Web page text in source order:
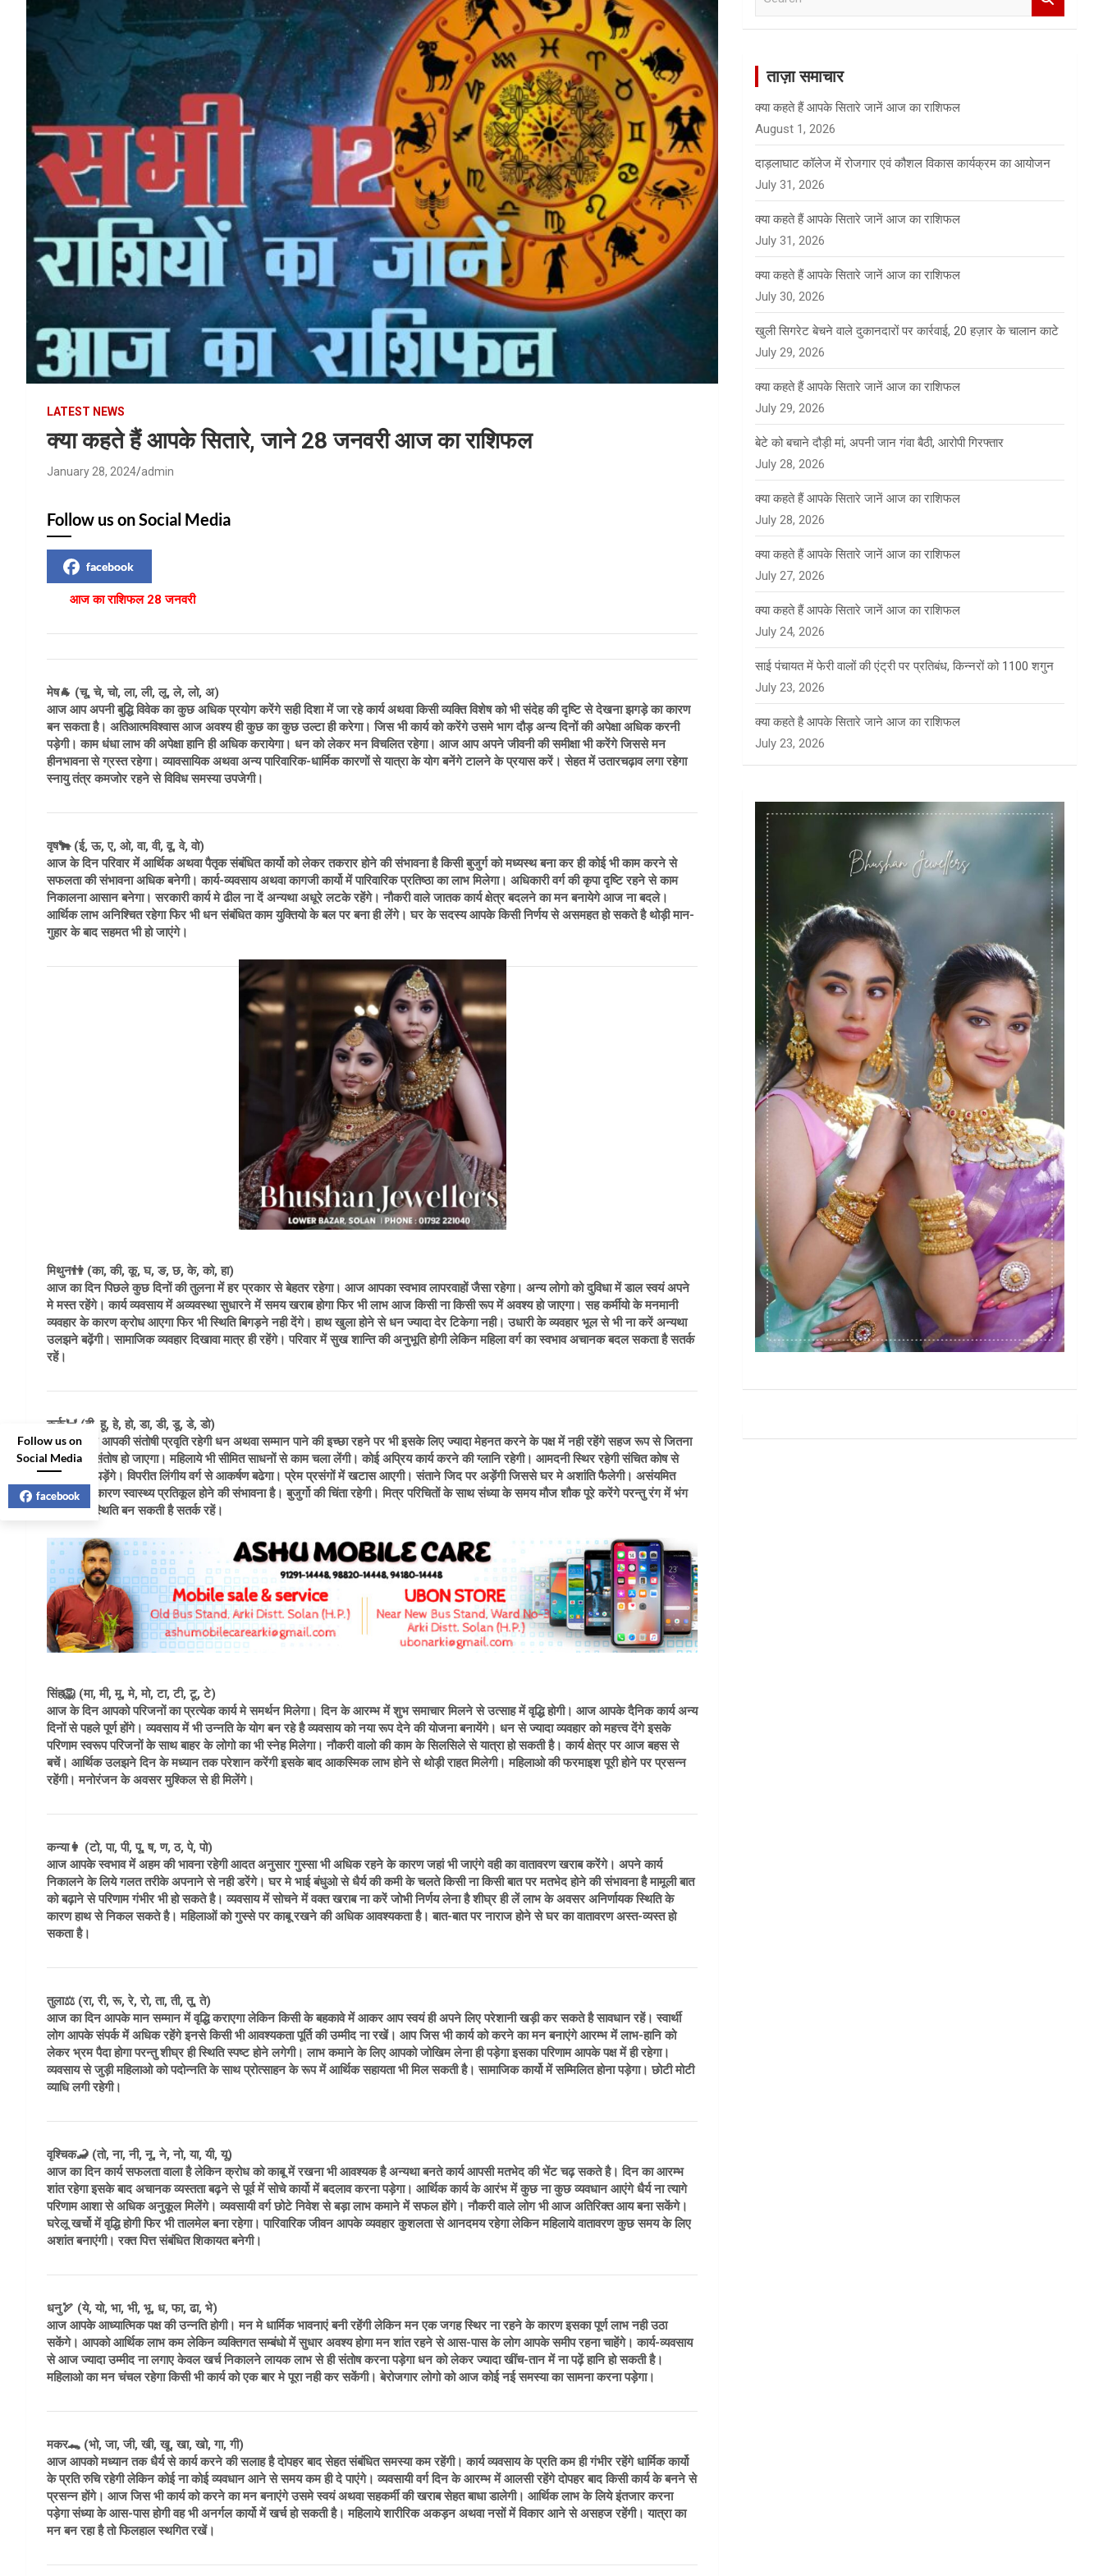
HP News.
LATEST NEWS
क्या कहते हैं आपके सितारे, जाने 28 जनवरी आज का राशिफल
January 28, 2024 admin
Follow us on Social Media
facebook
आज का राशिफल 28 जनवरी
मेष🐐 (चू, चे, चो, ला, ली, लू, ले, लो, अ)
आज आप अपनी बुद्धि विवेक का कुछ अधिक प्रयोग करेंगे सही दिशा में जा रहे कार्य अथवा किसी व्यक्ति विशेष को भी संदेह की दृष्टि से देखना झगड़े का कारण
बन सकता है। अतिआत्मविश्वास आज अवश्य ही कुछ का कुछ उल्टा ही करेगा। जिस भी कार्य को करेंगे उसमे भाग दौड़ अन्य दिनों की अपेक्षा अधिक करनी
पड़ेगी। काम धंधा लाभ की अपेक्षा हानि ही अधिक करायेगा। धन को लेकर मन विचलित रहेगा। आज आप अपने जीवनी की समीक्षा भी करेंगे जिससे मन
हीनभावना से ग्रस्त रहेगा। व्यावसायिक अथवा अन्य पारिवारिक-धार्मिक कारणों से यात्रा के योग बनेंगे टालने के प्रयास करें। सेहत में उतारचढ़ाव लगा रहेगा
स्नायु तंत्र कमजोर रहने से विविध समस्या उपजेगी।
वृष🐂 (ई, ऊ, ए, ओ, वा, वी, वू, वे, वो)
आज के दिन परिवार में आर्थिक अथवा पैतृक संबंधित कार्यो को लेकर तकरार होने की संभावना है किसी बुजुर्ग को मध्यस्थ बना कर ही कोई भी काम करने से
सफलता की संभावना अधिक बनेगी। कार्य-व्यवसाय अथवा कागजी कार्यो में पारिवारिक प्रतिष्ठा का लाभ मिलेगा। अधिकारी वर्ग की कृपा दृष्टि रहने से काम
निकालना आसान बनेगा। सरकारी कार्य मे ढील ना दें अन्यथा अधूरे लटके रहेंगे। नौकरी वाले जातक कार्य क्षेत्र बदलने का मन बनायेगे आज ना बदले।
आर्थिक लाभ अनिश्चित रहेगा फिर भी धन संबंधित काम युक्तियो के बल पर बना ही लेंगे। घर के सदस्य आपके किसी निर्णय से असमहत हो सकते है थोड़ी मान-
गुहार के बाद सहमत भी हो जाएंगे।
मिथुन👫 (का, की, कू, घ, ङ, छ, के, को, हा)
आज का दिन पिछले कुछ दिनों की तुलना में हर प्रकार से बेहतर रहेगा। आज आपका स्वभाव लापरवाहों जैसा रहेगा। अन्य लोगो को दुविधा में डाल स्वयं अपने
मे मस्त रहेंगे। कार्य व्यवसाय में अव्यवस्था सुधारने में समय खराब होगा फिर भी लाभ आज किसी ना किसी रूप में अवश्य हो जाएगा। सह कर्मीयो के मनमानी
व्यवहार के कारण क्रोध आएगा फिर भी स्थिति बिगड़ने नही देंगे। हाथ खुला होने से धन ज्यादा देर टिकेगा नही। उधारी के व्यवहार भूल से भी ना करें अन्यथा
उलझने बढ़ेंगी। सामाजिक व्यवहार दिखावा मात्र ही रहेंगे। परिवार में सुख शान्ति की अनुभूति होगी लेकिन महिला वर्ग का स्वभाव अचानक बदल सकता है सतर्क
रहें।
कर्क🦀 (ही, हू, हे, हो, डा, डी, डू, डे, डो)
आज के दिन आपकी संतोषी प्रवृति रहेगी धन अथवा सम्मान पाने की इच्छा रहने पर भी इसके लिए ज्यादा मेहनत करने के पक्ष में नही रहेंगे सहज रूप से जितना
मिले उससे संतोष हो जाएगा। महिलाये भी सीमित साधनों से काम चला लेंगी। कोई अप्रिय कार्य करने की ग्लानि रहेगी। आमदनी स्थिर रहेगी संचित कोष से
खर्च चलाने पड़ेंगे। विपरीत लिंगीय वर्ग से आकर्षण बढेगा। प्रेम प्रसंगों में खटास आएगी। संताने जिद पर अड़ेंगी जिससे घर मे अशांति फैलेगी। असंयमित
दिनचार्य के कारण स्वास्थ्य प्रतिकूल होने की संभावना है। बुजुर्गो की चिंता रहेगी। मित्र परिचितों के साथ संध्या के समय मौज शौक पूरे करेंगे परन्तु रंग में भंग
पड़ने वाली स्थिति बन सकती है सतर्क रहें।
सिंह🦁 (मा, मी, मू, मे, मो, टा, टी, टू, टे)
आज के दिन आपको परिजनों का प्रत्येक कार्य मे समर्थन मिलेगा। दिन के आरम्भ में शुभ समाचार मिलने से उत्साह में वृद्धि होगी। आज आपके दैनिक कार्य अन्य
दिनों से पहले पूर्ण होंगे। व्यवसाय में भी उन्नति के योग बन रहे है व्यवसाय को नया रूप देने की योजना बनायेंगे। धन से ज्यादा व्यवहार को महत्त्व देंगे इसके
परिणाम स्वरूप परिजनों के साथ बाहर के लोगो का भी स्नेह मिलेगा। नौकरी वालो की काम के सिलसिले से यात्रा हो सकती है। कार्य क्षेत्र पर आज बहस से
बचें। आर्थिक उलझने दिन के मध्यान तक परेशान करेंगी इसके बाद आकस्मिक लाभ होने से थोड़ी राहत मिलेगी। महिलाओ की फरमाइश पूरी होने पर प्रसन्न
रहेंगी। मनोरंजन के अवसर मुश्किल से ही मिलेंगे।
कन्या👩 (टो, पा, पी, पू, ष, ण, ठ, पे, पो)
आज आपके स्वभाव में अहम की भावना रहेगी आदत अनुसार गुस्सा भी अधिक रहने के कारण जहां भी जाएंगे वही का वातावरण खराब करेंगे। अपने कार्य
निकालने के लिये गलत तरीके अपनाने से नही डरेंगे। घर मे भाई बंधुओ से धैर्य की कमी के चलते किसी ना किसी बात पर मतभेद होने की संभावना है मामूली बात
को बढ़ाने से परिणाम गंभीर भी हो सकते है। व्यवसाय में सोचने में वक्त खराब ना करें जोभी निर्णय लेना है शीघ्र ही लें लाभ के अवसर अनिर्णायक स्थिति के
कारण हाथ से निकल सकते है। महिलाओं को गुस्से पर काबू रखने की अधिक आवश्यकता है। बात-बात पर नाराज होने से घर का वातावरण अस्त-व्यस्त हो
सकता है।
तुला⚖️ (रा, री, रू, रे, रो, ता, ती, तू, ते)
आज का दिन आपके मान सम्मान में वृद्धि कराएगा लेकिन किसी के बहकावे में आकर आप स्वयं ही अपने लिए परेशानी खड़ी कर सकते है सावधान रहें। स्वार्थी
लोग आपके संपर्क में अधिक रहेंगे इनसे किसी भी आवश्यकता पूर्ति की उम्मीद ना रखें। आप जिस भी कार्य को करने का मन बनाएंगे आरम्भ में लाभ-हानि को
लेकर भ्रम पैदा होगा परन्तु शीघ्र ही स्थिति स्पष्ट होने लगेगी। लाभ कमाने के लिए आपको जोखिम लेना ही पड़ेगा इसका परिणाम आपके पक्ष में ही रहेगा।
व्यवसाय से जुड़ी महिलाओ को पदोन्नति के साथ प्रोत्साहन के रूप में आर्थिक सहायता भी मिल सकती है। सामाजिक कार्यो में सम्मिलित होना पड़ेगा। छोटी मोटी
व्याधि लगी रहेगी।
वृश्चिक🦂 (तो, ना, नी, नू, ने, नो, या, यी, यू)
आज का दिन कार्य सफलता वाला है लेकिन क्रोध को काबू में रखना भी आवश्यक है अन्यथा बनते कार्य आपसी मतभेद की भेंट चढ़ सकते है। दिन का आरम्भ
शांत रहेगा इसके बाद अचानक व्यस्तता बढ़ने से पूर्व में सोचे कार्यो में बदलाव करना पड़ेगा। आर्थिक कार्य के आरंभ में कुछ ना कुछ व्यवधान आएंगे धैर्य ना त्यागे
परिणाम आशा से अधिक अनुकूल मिलेंगे। व्यवसायी वर्ग छोटे निवेश से बड़ा लाभ कमाने में सफल होंगे। नौकरी वाले लोग भी आज अतिरिक्त आय बना सकेंगे।
घरेलू खर्चो में वृद्धि होगी फिर भी तालमेल बना रहेगा। पारिवारिक जीवन आपके व्यवहार कुशलता से आनदमय रहेगा लेकिन महिलाये वातावरण कुछ समय के लिए
अशांत बनाएंगी। रक्त पित्त संबंधित शिकायत बनेगी।
धनु🏹 (ये, यो, भा, भी, भू, ध, फा, ढा, भे)
आज आपके आध्यात्मिक पक्ष की उन्नति होगी। मन मे धार्मिक भावनाएं बनी रहेंगी लेकिन मन एक जगह स्थिर ना रहने के कारण इसका पूर्ण लाभ नही उठा
सकेंगे। आपको आर्थिक लाभ कम लेकिन व्यक्तिगत सम्बंधो में सुधार अवश्य होगा मन शांत रहने से आस-पास के लोग आपके समीप रहना चाहेंगे। कार्य-व्यवसाय
से आज ज्यादा उम्मीद ना लगाए केवल खर्च निकालने लायक लाभ से ही संतोष करना पड़ेगा धन को लेकर ज्यादा खींच-तान में ना पढ़ें हानि हो सकती है।
महिलाओ का मन चंचल रहेगा किसी भी कार्य को एक बार मे पूरा नही कर सकेंगी। बेरोजगार लोगो को आज कोई नई समस्या का सामना करना पड़ेगा।
मकर🐊 (भो, जा, जी, खी, खू, खा, खो, गा, गी)
आज आपको मध्यान तक धैर्य से कार्य करने की सलाह है दोपहर बाद सेहत संबंधित समस्या कम रहेंगी। कार्य व्यवसाय के प्रति कम ही गंभीर रहेंगे धार्मिक कार्यो
के प्रति रुचि रहेगी लेकिन कोई ना कोई व्यवधान आने से समय कम ही दे पाएंगे। व्यवसायी वर्ग दिन के आरम्भ में आलसी रहेंगे दोपहर बाद किसी कार्य के बनने से
प्रसन्न होंगे। आज जिस भी कार्य को करने का मन बनाएंगे उसमे स्वयं अथवा सहकर्मी की खराब सेहत बाधा डालेगी। आर्थिक लाभ के लिये इंतजार करना
पड़ेगा संध्या के आस-पास होगी वह भी अनर्गल कार्यो में खर्च हो सकती है। महिलाये शारीरिक अकड़न अथवा नसों में विकार आने से असहज रहेंगी। यात्रा का
मन बन रहा है तो फिलहाल स्थगित रखें।
ताज़ा समाचार
क्या कहते हैं आपके सितारे जानें आज का राशिफल
August 1, 2026
दाड़लाघाट कॉलेज में रोजगार एवं कौशल विकास कार्यक्रम का आयोजन
July 31, 2026
क्या कहते हैं आपके सितारे जानें आज का राशिफल
July 31, 2026
क्या कहते हैं आपके सितारे जानें आज का राशिफल
July 30, 2026
खुली सिगरेट बेचने वाले दुकानदारों पर कार्रवाई, 20 हज़ार के चालान काटे
July 29, 2026
क्या कहते हैं आपके सितारे जानें आज का राशिफल
July 29, 2026
बेटे को बचाने दौड़ी मां, अपनी जान गंवा बैठी, आरोपी गिरफ्तार
July 28, 2026
क्या कहते हैं आपके सितारे जानें आज का राशिफल
July 28, 2026
क्या कहते हैं आपके सितारे जानें आज का राशिफल
July 27, 2026
क्या कहते हैं आपके सितारे जानें आज का राशिफल
July 24, 2026
साई पंचायत में फेरी वालों की एंट्री पर प्रतिबंध, किन्नरों को 1100 शगुन
July 23, 2026
क्या कहते है आपके सितारे जाने आज का राशिफल
July 23, 2026
Follow us on
Social Media
facebook